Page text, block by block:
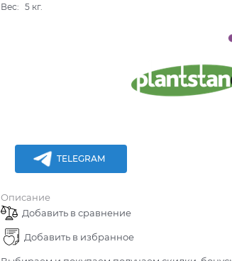
Вес:
5 кг.
TELEGRAM
Описание
Добавить в сравнение
Добавить в избранное